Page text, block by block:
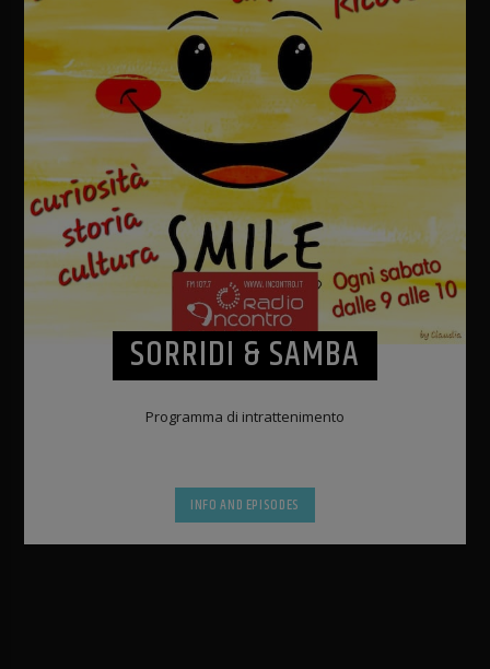
SORRIDI & SAMBA
Programma di intrattenimento
INFO AND EPISODES